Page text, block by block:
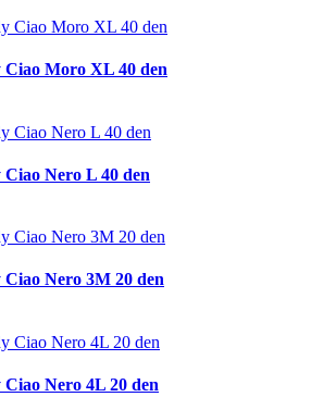
Ciao Moro XL 40 den
Nero L 40 den
Nero 3M 20 den
Nero 4L 20 den